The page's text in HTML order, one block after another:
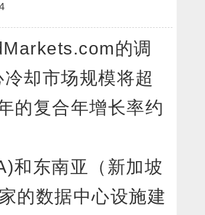
的调
却市场规模将超
的复合年增长率约
和东南亚（新加坡
的数据中心设施建